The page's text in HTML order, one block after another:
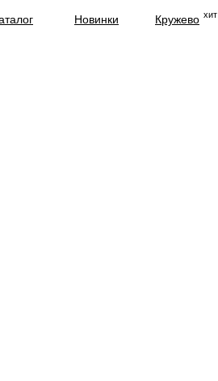
хит
Кружево
Новинки